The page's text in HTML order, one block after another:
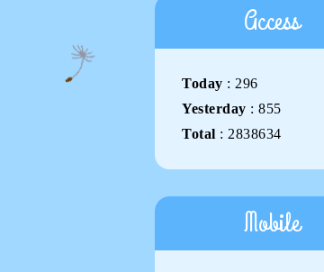
Access
Today : 296
Yesterday : 855
Total : 2838634
Mobile